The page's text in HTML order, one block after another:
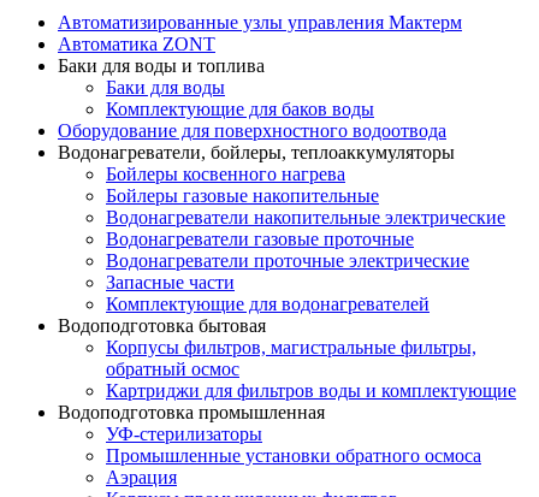
Автоматизированные узлы управления Мактерм
Автоматика ZONT
Баки для воды и топлива
Баки для воды
Комплектующие для баков воды
Оборудование для поверхностного водоотвода
Водонагреватели, бойлеры, теплоаккумуляторы
Бойлеры косвенного нагрева
Бойлеры газовые накопительные
Водонагреватели накопительные электрические
Водонагреватели газовые проточные
Водонагреватели проточные электрические
Запасные части
Комплектующие для водонагревателей
Водоподготовка бытовая
Корпусы фильтров, магистральные фильтры,
обратный осмос
Картриджи для фильтров воды и комплектующие
Водоподготовка промышленная
УФ-стерилизаторы
Промышленные установки обратного осмоса
Аэрация